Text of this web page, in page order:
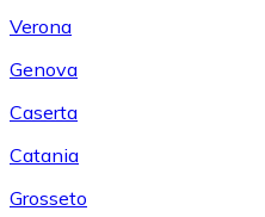
Verona
Genova
Caserta
Catania
Grosseto